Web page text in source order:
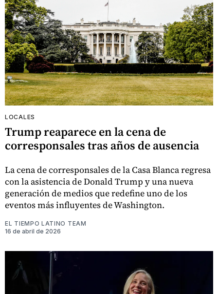
LOCALES
Trump reaparece en la cena de
corresponsales tras años de ausencia
La cena de corresponsales de la Casa Blanca regresa
con la asistencia de Donald Trump y una nueva
generación de medios que redefine uno de los
eventos más influyentes de Washington.
EL TIEMPO LATINO TEAM
16 de abril de 2026